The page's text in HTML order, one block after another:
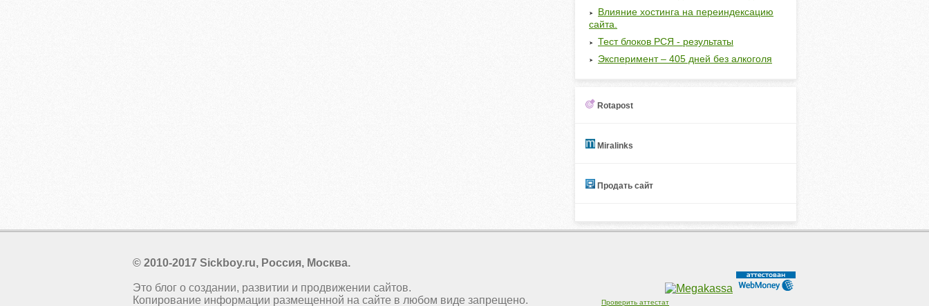
Влияние хостинга на переиндексацию
сайта.
Тест блоков РСЯ - результаты
Эксперимент – 405 дней без алкоголя
Rotapost
Miralinks
Продать сайт
© 2010-2017 Sickboy.ru, Россия, Москва.
Это блог о создании, развитии и продвижении сайтов.
Копирование информации размещенной на сайте в любом виде запрещено.
Проверить аттестат